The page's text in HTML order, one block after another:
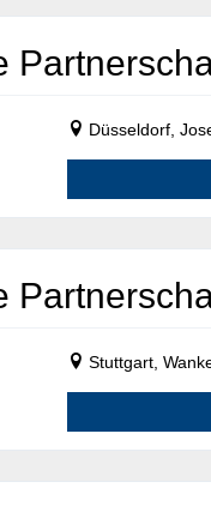
Düsseldorf,
Stuttgart,